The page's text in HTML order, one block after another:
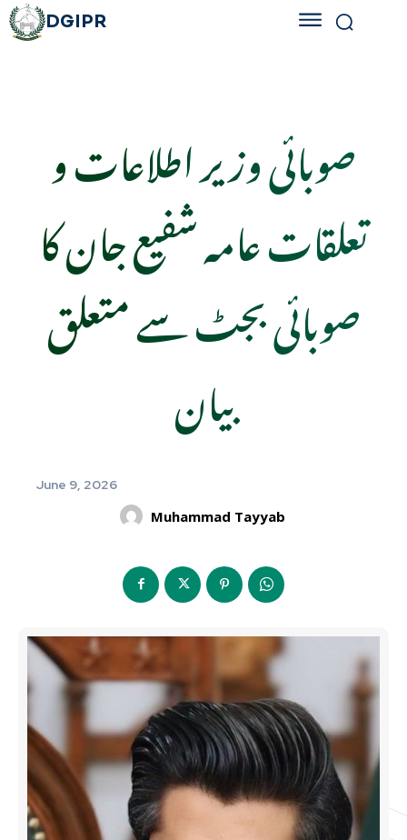
DGIPR
صوبائی وزیر اطلاعات و
تعلقات عامہ شفیع جان کا
صوبائی بجٹ سے متعلق
بیان
June 9, 2026
Muhammad Tayyab